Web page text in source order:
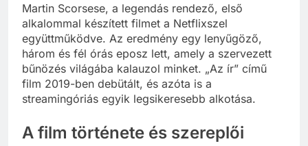
Martin Scorsese, a legendás rendező, első
alkalommal készített filmet a Netflixszel
együttműködve. Az eredmény egy lenyűgöző,
három és fél órás eposz lett, amely a szervezett
bűnözés világába kalauzol minket. „Az ír” című
film 2019-ben debütált, és azóta is a
streamingóriás egyik legsikeresebb alkotása.
A film története és szereplői